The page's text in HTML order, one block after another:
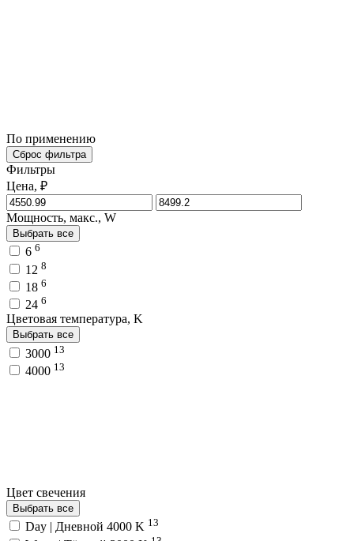
По применению
Сброс фильтра
Фильтры
Цена, ₽
Мощность, макс., W
Выбрать все
6 6
12 8
18 6
24 6
Цветовая температура, K
Выбрать все
3000 13
4000 13
Цвет свечения
Выбрать все
Day | Дневной 4000 K 13